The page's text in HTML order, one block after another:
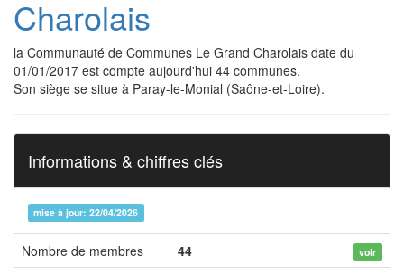
Charolais
la Communauté de Communes Le Grand Charolais date du
01/01/2017 est compte aujourd'hui 44 communes.
Son siège se situe à Paray-le-Monial (Saône-et-Loire).
Informations & chiffres clés
mise à jour: 22/04/2026
Nombre de membres 44 voir